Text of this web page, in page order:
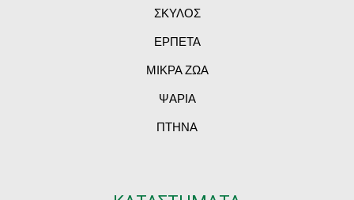
ΣΚΥΛΟΣ
ΕΡΠΕΤΑ
ΜΙΚΡΑ ΖΩΑ
ΨΑΡΙΑ
ΠΤΗΝΑ